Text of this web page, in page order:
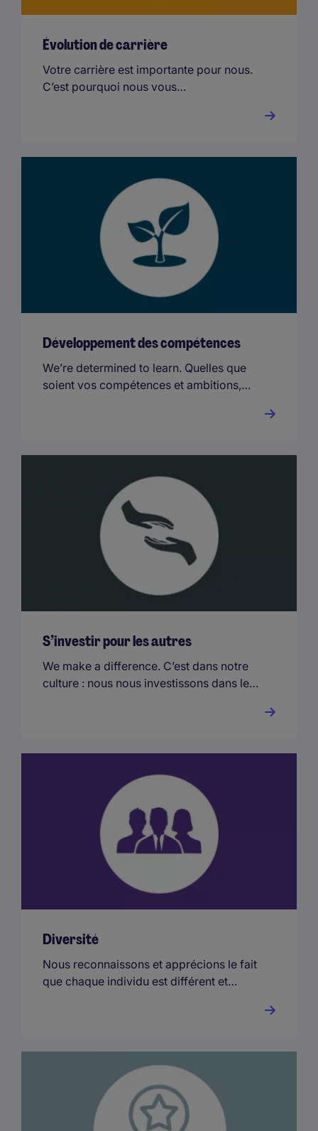
Évolution de carrière
Votre carrière est importante pour nous.
C’est pourquoi nous vous
internationaux.
Développement des compétences
We’re determined to learn. Quelles que
soient vos compétences et ambitions,
S’investir pour les autres
We make a difference. C’est dans notre
culture : nous nous investissons dans les
Diversité
Nous reconnaissons et apprécions le fait
que chaque individu est différent et